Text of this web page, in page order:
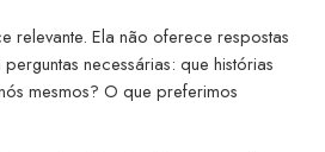
relevante. Ela não oferece respostas
necessárias: que histórias
mesmos? O que preferimos